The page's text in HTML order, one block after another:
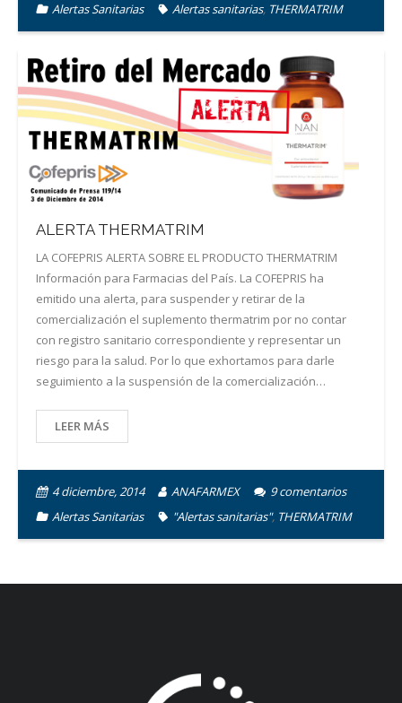
Alertas Sanitarias
Alertas sanitarias, THERMATRIM
ALERTA THERMATRIM
LA COFEPRIS ALERTA SOBRE EL PRODUCTO THERMATRIM
Información para Farmacias del País. La COFEPRIS ha
emitido una alerta, para suspender y retirar de la
comercialización el suplemento thermatrim por no contar
con registro sanitario correspondiente y representar un
riesgo para la salud. Por lo que exhortamos para darle
seguimiento a la suspensión de la comercialización…
LEER MÁS
4 diciembre, 2014 ANAFARMEX 9 comentarios
Alertas Sanitarias
"Alertas sanitarias", THERMATRIM